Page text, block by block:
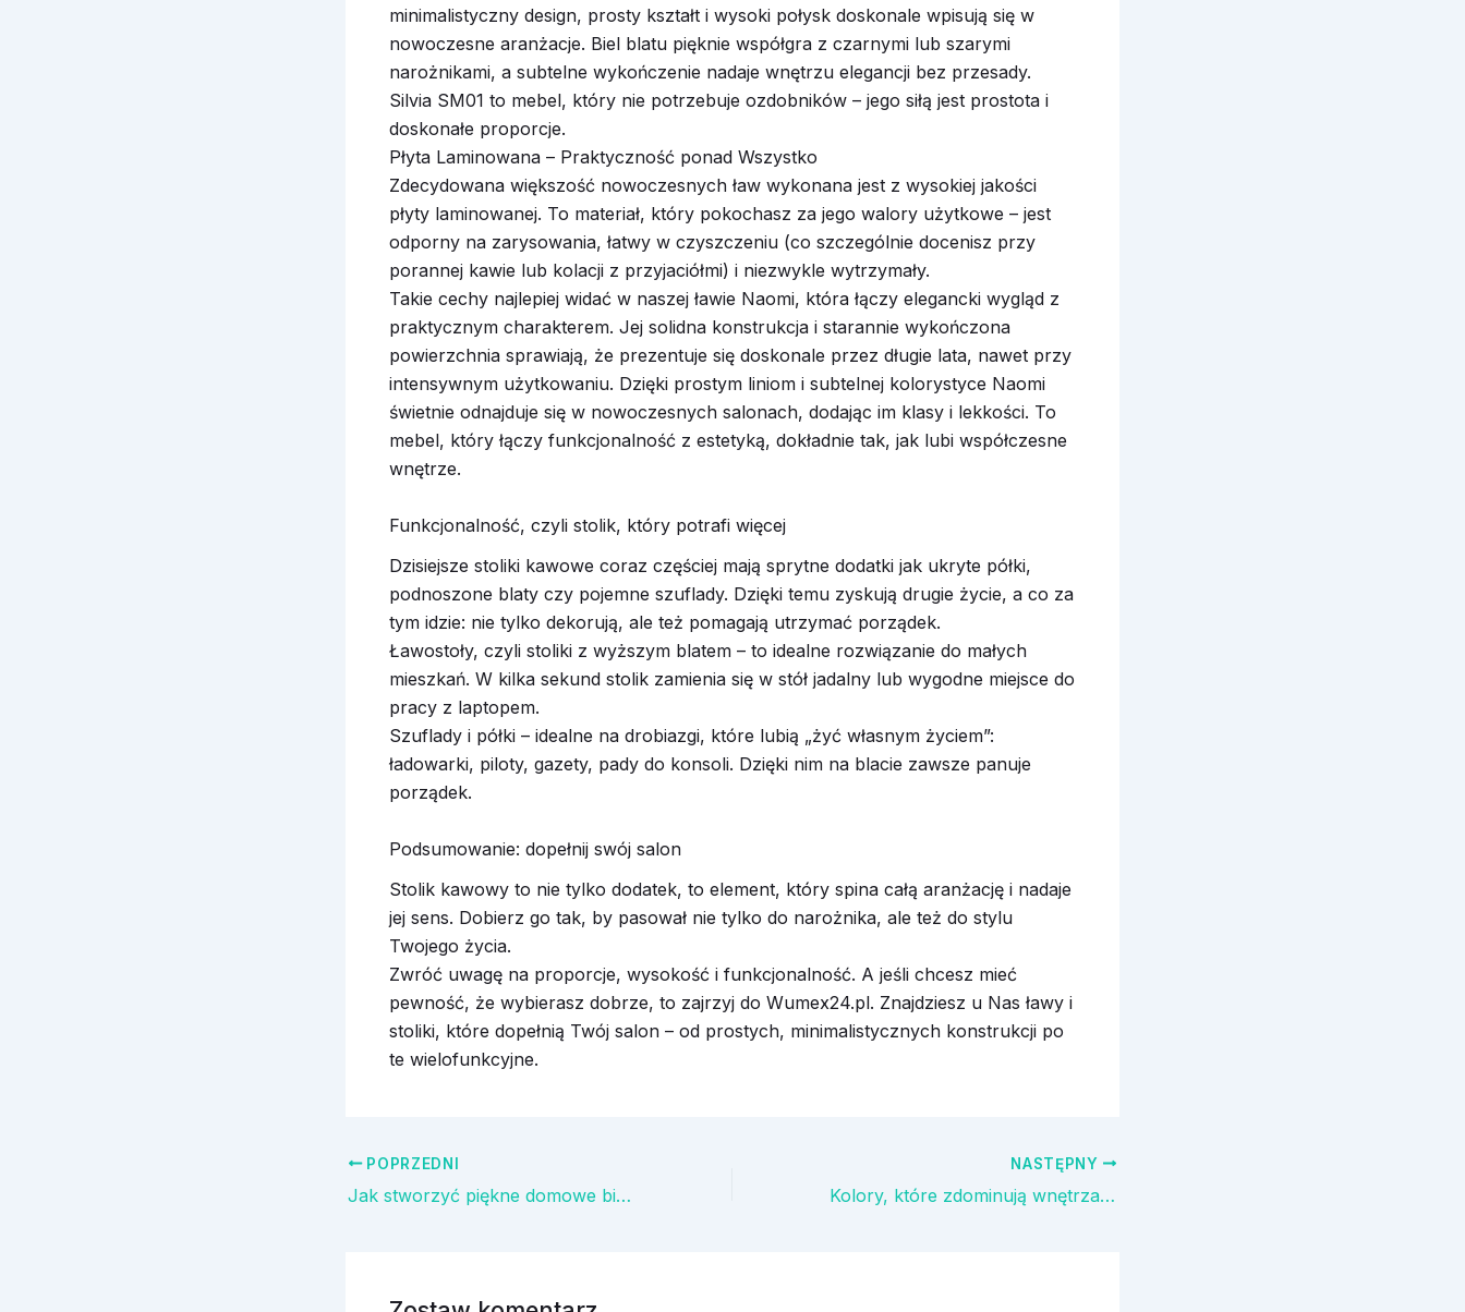
minimalistyczny design, prosty kształt i wysoki połysk doskonale wpisują się w
nowoczesne aranżacje. Biel blatu pięknie współgra z czarnymi lub szarymi
narożnikami, a subtelne wykończenie nadaje wnętrzu elegancji bez przesady.
Silvia SM01 to mebel, który nie potrzebuje ozdobników – jego siłą jest prostota i
doskonałe proporcje.
Płyta Laminowana – Praktyczność ponad Wszystko
Zdecydowana większość nowoczesnych ław wykonana jest z wysokiej jakości
płyty laminowanej. To materiał, który pokochasz za jego walory użytkowe – jest
odporny na zarysowania, łatwy w czyszczeniu (co szczególnie docenisz przy
porannej kawie lub kolacji z przyjaciółmi) i niezwykle wytrzymały.
Takie cechy najlepiej widać w naszej ławie Naomi, która łączy elegancki wygląd z
praktycznym charakterem. Jej solidna konstrukcja i starannie wykończona
powierzchnia sprawiają, że prezentuje się doskonale przez długie lata, nawet przy
intensywnym użytkowaniu. Dzięki prostym liniom i subtelnej kolorystyce Naomi
świetnie odnajduje się w nowoczesnych salonach, dodając im klasy i lekkości. To
mebel, który łączy funkcjonalność z estetyką, dokładnie tak, jak lubi współczesne
wnętrze.
Funkcjonalność, czyli stolik, który potrafi więcej
Dzisiejsze stoliki kawowe coraz częściej mają sprytne dodatki jak ukryte półki,
podnoszone blaty czy pojemne szuflady. Dzięki temu zyskują drugie życie, a co za
tym idzie: nie tylko dekorują, ale też pomagają utrzymać porządek.
Ławostoły, czyli stoliki z wyższym blatem – to idealne rozwiązanie do małych
mieszkań. W kilka sekund stolik zamienia się w stół jadalny lub wygodne miejsce do
pracy z laptopem.
Szuflady i półki – idealne na drobiazgi, które lubią „żyć własnym życiem”:
ładowarki, piloty, gazety, pady do konsoli. Dzięki nim na blacie zawsze panuje
porządek.
Podsumowanie: dopełnij swój salon
Stolik kawowy to nie tylko dodatek, to element, który spina całą aranżację i nadaje
jej sens. Dobierz go tak, by pasował nie tylko do narożnika, ale też do stylu
Twojego życia.
Zwróć uwagę na proporcje, wysokość i funkcjonalność. A jeśli chcesz mieć
pewność, że wybierasz dobrze, to zajrzyj do Wumex24.pl. Znajdziesz u Nas ławy i
stoliki, które dopełnią Twój salon – od prostych, minimalistycznych konstrukcji po
te wielofunkcyjne.
POPRZEDNI
Jak stworzyć piękne domowe biuro?
NASTĘPNY
Kolory, które zdominują wnętrza w 2026 roku